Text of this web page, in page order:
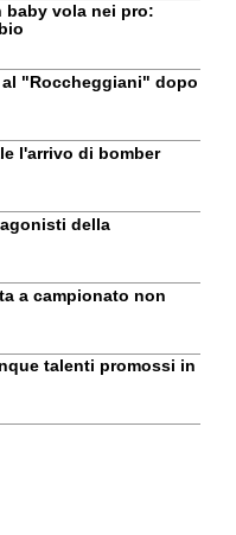
baby vola nei pro:
al "Roccheggiani" dopo
l'arrivo di bomber
della
a campionato non
talenti promossi in